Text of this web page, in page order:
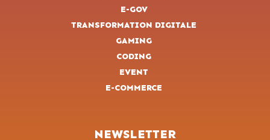
E-GOV
TRANSFORMATION DIGITALE
GAMING
CODING
EVENT
E-COMMERCE
NEWSLETTER